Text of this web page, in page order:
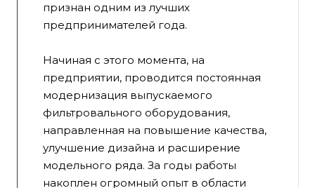
признан одним из лучших
предпринимателей года.
Начиная с этого момента, на
предприятии, проводится постоянная
модернизация выпускаемого
фильтровального оборудования,
направленная на повышение качества,
улучшение дизайна и расширение
модельного ряда. За годы работы
накоплен огромный опыт в области